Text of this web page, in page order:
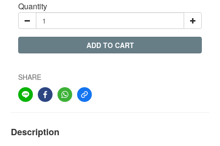
Quantity
ADD TO CART
SHARE
Description